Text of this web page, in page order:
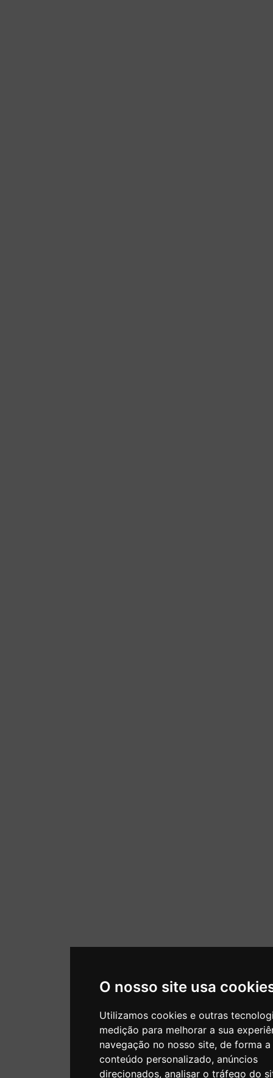
O nosso site usa
Utilizamos cookies e outras
medição para melhorar a sua
navegação no nosso site, de forma
conteúdo personalizado, anúncios
direcionados, analisar o tráfego do